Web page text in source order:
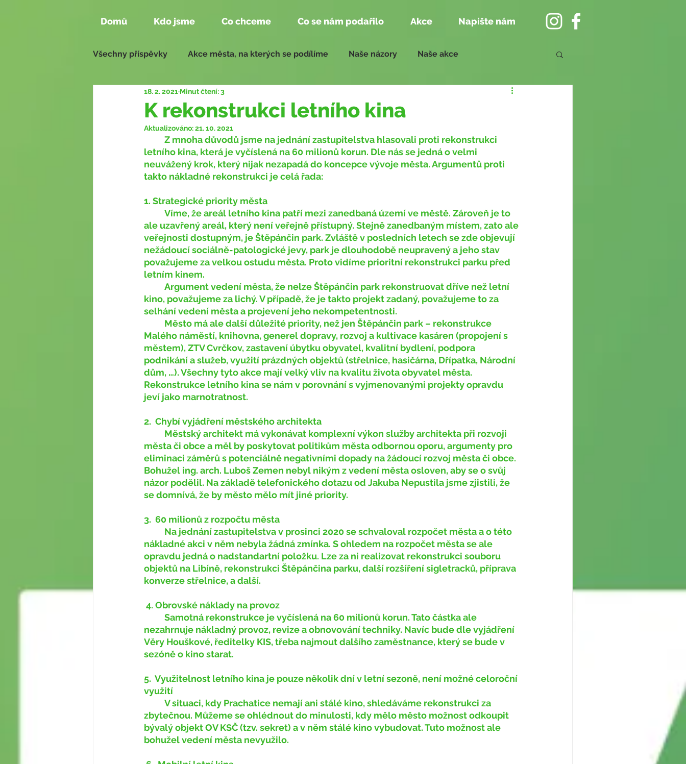
Domů Kdo jsme Co chceme Co se nám podařilo Akce Napište nám
Všechny příspěvky Akce města, na kterých se podílíme Naše názory Naše akce
Aktivity našich členů Zasedání zastupitelstva
Naše návrhy 2018 - 2022
K rekonstrukci letního kina
18. 2. 2021 Minut čtení: 3
Aktualizováno:21. 10. 2021
letního kina, která je vyčíslená na 60 milionů korun. Dle nás se jedná o velmi
neuvážený krok, který nijak nezapadá do koncepce vývoje města. Argumentů proti
takto nákladné rekonstrukci je celá řada:
1. Strategické priority města
ale uzavřený areál, který není veřejně přístupný. Stejně zanedbaným místem, zato ale
veřejnosti dostupným, je Štěpánčin park. Zvláště v posledních letech se zde objevují
nežádoucí sociálně-patologické jevy, park je dlouhodobě neupravený a jeho stav
považujeme za velkou ostudu města. Proto vidíme prioritní rekonstrukci parku před
letním kinem.
kino, považujeme za lichý. V případě, že je takto projekt zadaný, považujeme to za
selhání vedení města a projevení jeho nekompetentnosti.
Malého náměstí, knihovna, generel dopravy, rozvoj a kultivace kasáren (propojení s
městem), ZTV Cvrčkov, zastavení úbytku obyvatel, kvalitní bydlení, podpora
podnikání a služeb, využití prázdných objektů (střelnice, hasičárna, Dřípatka, Národní
dům, …). Všechny tyto akce mají velký vliv na kvalitu života obyvatel města.
Rekonstrukce letního kina se nám v porovnání s vyjmenovanými projekty opravdu
jeví jako marnotratnost.
2. Chybí vyjádření městského architekta
města či obce a měl by poskytovat politikům města odbornou oporu, argumenty pro
eliminaci záměrů s potenciálně negativními dopady na žádoucí rozvoj města či obce.
Bohužel ing. arch. Luboš Zemen nebyl nikým z vedení města osloven, aby se o svůj
názor podělil. Na základě telefonického dotazu od Jakuba Nepustila jsme zjistili, že
se domnívá, že by město mělo mít jiné priority.
3. 60 milionů z rozpočtu města
nákladné akci v něm nebyla žádná zmínka. S ohledem na rozpočet města se ale
opravdu jedná o nadstandartní položku. Lze za ni realizovat rekonstrukci souboru
objektů na Libíně, rekonstrukci Štěpánčina parku, další rozšíření sigletracků, příprava
konverze střelnice, a další.
4. Obrovské náklady na provoz
nezahrnuje nákladný provoz, revize a obnovování techniky. Navíc bude dle vyjádření
Věry Houškové, ředitelky KIS, třeba najmout dalšího zaměstnance, který se bude v
sezóně o kino starat.
5. Využitelnost letního kina je pouze několik dní v letní sezoně, není možné celoroční
využití
zbytečnou. Můžeme se ohlédnout do minulosti, kdy mělo město možnost odkoupit
bývalý objekt OV KSČ (tzv. sekret) a v něm stálé kino vybudovat. Tuto možnost ale
bohužel vedení města nevyužilo.